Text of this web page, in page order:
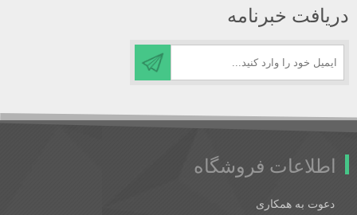
دریافت خبرنامه
اطلاعات فروشگاه
دعوت به همکاری